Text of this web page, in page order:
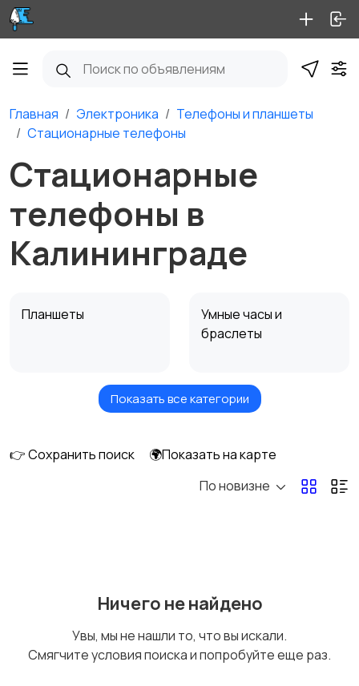
Главная Электроника
Телефоны и планшеты
Стационарные телефоны
Стационарные
телефоны в
Калининграде
Планшеты
Умные часы и
браслеты
Стационарные
Мобильные
аккумуляторы
Показать все категории
👉 Сохранить поиск
🌍Показать на карте
По новизне
Ничего не найдено
Увы, мы не нашли то, что вы искали.
Смягчите условия поиска и попробуйте еще раз.